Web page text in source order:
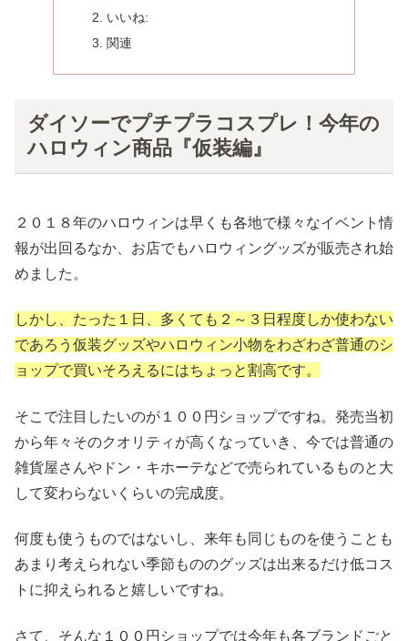
いいね:
関連
ダイソーでプチプラコスプレ！今年の
ハロウィン商品『仮装編』
２０１８年のハロウィンは早くも各地で様々なイベント情
報が出回るなか、お店でもハロウィングッズが販売され始
めました。
しかし、たった１日、多くても２～３日程度しか使わない
であろう仮装グッズやハロウィン小物をわざわざ普通のシ
ョップで買いそろえるにはちょっと割高です。
そこで注目したいのが１００円ショップですね。発売当初
から年々そのクオリティが高くなっていき、今では普通の
雑貨屋さんやドン・キホーテなどで売られているものと大
して変わらないくらいの完成度。
何度も使うものではないし、来年も同じものを使うことも
あまり考えられない季節もののグッズは出来るだけ低コス
トに抑えられると嬉しいですね。
さて、そんな１００円ショップでは今年も各ブランドごと